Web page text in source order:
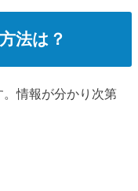
法は？
情報が分かり次第